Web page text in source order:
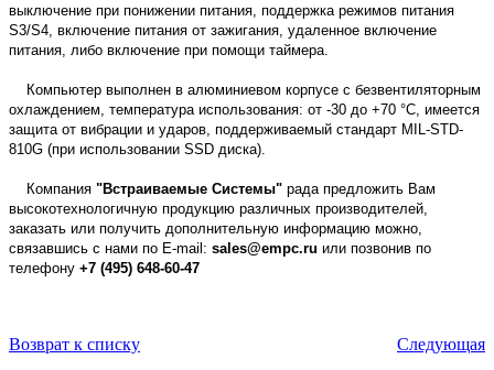
выключение при понижении питания, поддержка режимов питания
S3/S4, включение питания от зажигания, удаленное включение
питания, либо включение при помощи таймера.
Компьютер выполнен в алюминиевом корпусе с безвентиляторным
охлаждением, температура использования: от -30 до +70 °C, имеется
защита от вибрации и ударов, поддерживаемый стандарт MIL-STD-
810G (при использовании SSD диска).
Компания "Встраиваемые Системы" рада предложить Вам
высокотехнологичную продукцию различных производителей,
заказать или получить дополнительную информацию можно,
связавшись с нами по E-mail: sales@empc.ru или позвонив по
телефону +7 (495) 648-60-47
Возврат к списку
Следующая